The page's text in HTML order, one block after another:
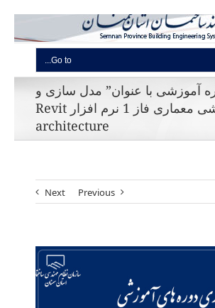
Go to...
آموزشی با عنوان” مدل سازی و
نقشه کشی معماری فاز 1 نرم افزار Revit
architecture
Previous
Next